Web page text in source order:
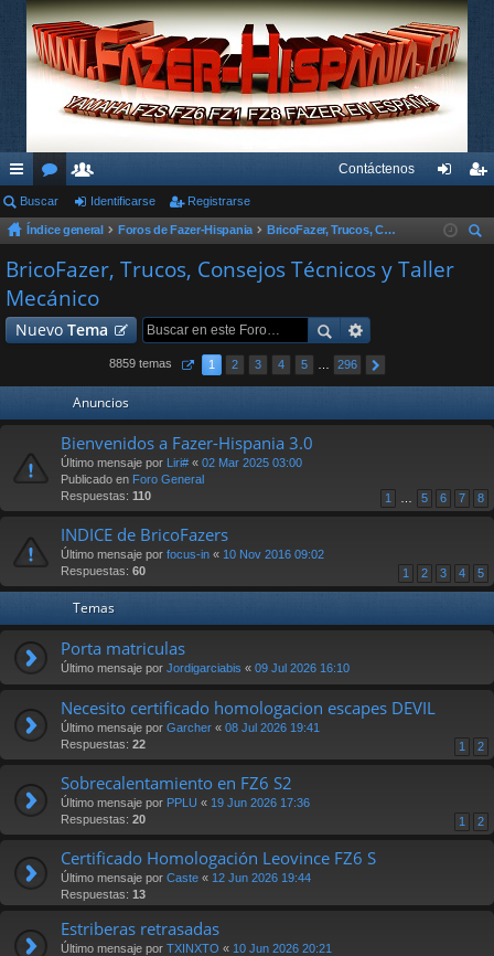
nl
ac
es
rá
pi
or
os
su
ari
os
Contáctenos
nti
fic
ist
Buscar Identificarse Registrarse
Índice general Foros de Fazer-Hispania
BricoFazer, Trucos, Consejos Técnicos y Taller Mecánico
BricoFazer, Trucos, Consejos Técnicos y Taller
Mecánico
Nuevo Tema
8859 temas 1 2 3 4 5 296
Anuncios
Bienvenidos a Fazer-Hispania 3.0
Último mensaje por Liri# « 02 Mar 2025 03:00
Publicado en Foro General
Respuestas: 110 1 5 6 7 8
INDICE de BricoFazers
Último mensaje por focus-in « 10 Nov 2016 09:02
Respuestas: 60 1 2 3 4 5
Temas
Porta matriculas
Último mensaje por Jordigarciabis « 09 Jul 2026 16:10
Necesito certificado homologacion escapes DEVIL
Último mensaje por Garcher « 08 Jul 2026 19:41
Respuestas: 22 1 2
Sobrecalentamiento en FZ6 S2
Último mensaje por PPLU « 19 Jun 2026 17:36
Respuestas: 20 1 2
Certificado Homologación Leovince FZ6 S
Último mensaje por Caste « 12 Jun 2026 19:44
Respuestas: 13
Estriberas retrasadas
Último mensaje por TXINXTO « 10 Jun 2026 20:21